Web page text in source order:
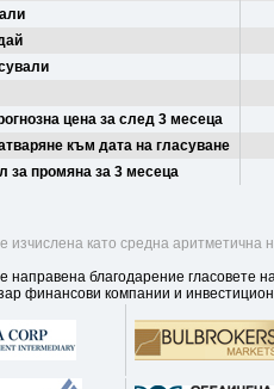
цена за след 3 месеца
към дата на гласуване
за промяна за 3 месеца
изчислена като средна аритметична
направена благодарение гласовете
финансови компании и